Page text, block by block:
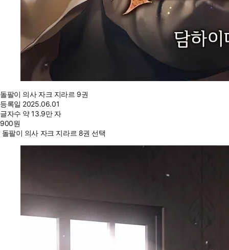
돌팔이 의사 자크 지라르 9권
등록일 2025.06.01
글자수 약 13.9만 자
900원
돌팔이 의사 자크 지라르 8권 선택